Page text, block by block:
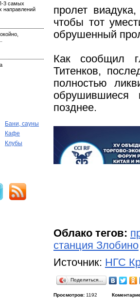
3 самых
направлений
Бани, сауны
Кафе
Клубы
пролет
чтобы тот
обрушенный
Как сообщил
Титенков,
полностью
обрушившиеся
позднее.
Облако тегов:
станция Злобино
Источник: НГС
Поделиться…
Просмотров: 1192